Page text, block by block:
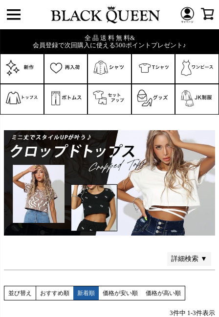
全 品 送 料 無 料&
会員登録で次回購入に使える500ポイントプレゼント♪
詳細検索 ▼
キーワード
価格
〜
在庫なし商品
在庫なし商品を表示しない
商品番号/JANコード
並び替え おすすめ順 新着順 価格が安い順 価格が高い順
3件中 1 -3件表示